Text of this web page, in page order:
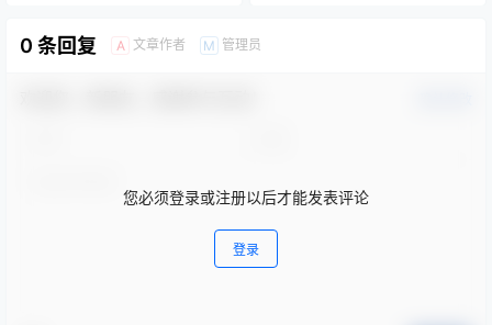
0 条回复 A 文章作者 M 管理员
您必须登录或注册以后才能发表评论
登录